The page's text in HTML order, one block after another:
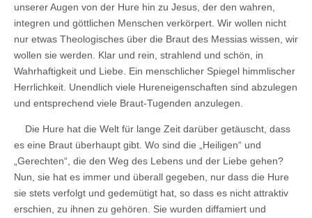
unserer Augen von der Hure hin zu Jesus, der den wahren,
integren und göttlichen Menschen verkörpert. Wir wollen nicht
nur etwas Theologisches über die Braut des Messias wissen, wir
wollen sie werden. Klar und rein, strahlend und schön, in
Wahrhaftigkeit und Liebe. Ein menschlicher Spiegel himmlischer
Herrlichkeit. Unendlich viele Hureneigenschaften sind abzulegen
und entsprechend viele Braut-Tugenden anzulegen.
Die Hure hat die Welt für lange Zeit darüber getäuscht, dass
es eine Braut überhaupt gibt. Wo sind die „Heiligen“ und
„Gerechten“, die den Weg des Lebens und der Liebe gehen?
Nun, sie hat es immer und überall gegeben, nur dass die Hure
sie stets verfolgt und gedemütigt hat, so dass es nicht attraktiv
erschien, zu ihnen zu gehören. Sie wurden diffamiert und